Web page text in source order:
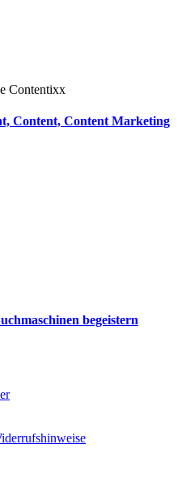
Content, Content Marketing
begeistern